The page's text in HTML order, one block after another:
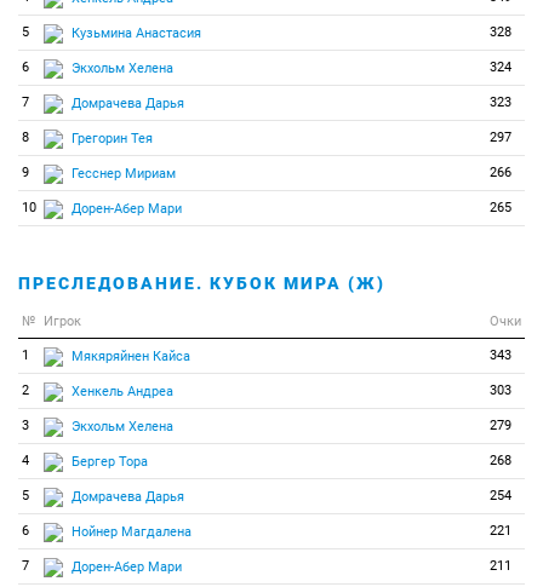
5 Кузьмина Анастасия 328
6 Экхольм Хелена 324
7 Домрачева Дарья 323
8 Грегорин Тея 297
9 Гесснер Мириам 266
10 Дорен-Абер Мари 265
ПРЕСЛЕДОВАНИЕ. КУБОК МИРА (Ж)
№ Игрок Очки
1 Мякяряйнен Кайса 343
2 Хенкель Андреа 303
3 Экхольм Хелена 279
4 Бергер Тора 268
5 Домрачева Дарья 254
6 Нойнер Магдалена 221
7 Дорен-Абер Мари 211